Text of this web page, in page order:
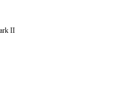
II